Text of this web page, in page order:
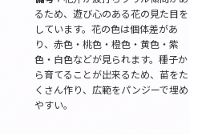
るため、遊び心のある花の見た目を
しています。花の色は個体差があ
り、赤色・桃色・橙色・黄色・紫
色・白色などが見られます。種子か
ら育てることが出来るため、苗をた
くさん作り、広範をパンジーで埋め
やすい。